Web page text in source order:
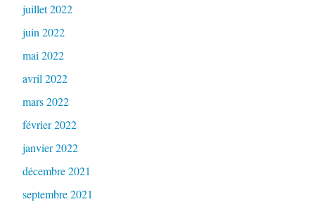
juillet 2022
juin 2022
mai 2022
avril 2022
mars 2022
février 2022
janvier 2022
décembre 2021
septembre 2021